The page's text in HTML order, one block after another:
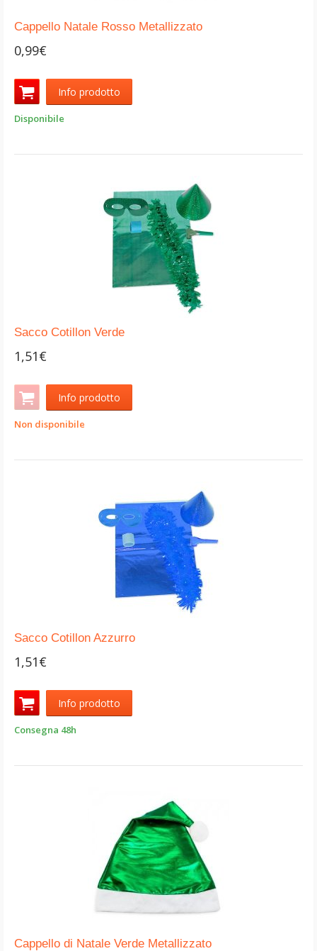
Cappello Natale Rosso Metallizzato
0,99€
Info prodotto
Disponibile
Sacco Cotillon Verde
1,51€
Info prodotto
Non disponibile
Sacco Cotillon Azzurro
1,51€
Info prodotto
Consegna 48h
Cappello di Natale Verde Metallizzato